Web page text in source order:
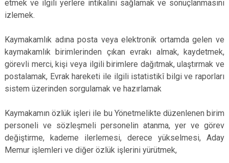
Beyoğlu
Çatalca
Esenler
Eyüpsultan
Şile
Silivri
Şişli
Esenyurt
Sancaktepe
Sultangazi
etmek ve ilgili yerlere intikalini sağlamak ve sonuçlanmasını
izlemek.
Kaymakamlık adına posta veya elektronik ortamda gelen ve
kaymakamlık birimlerinden çıkan evrakı almak, kaydetmek,
görevli merci, kişi veya ilgili birimlere dağıtmak, ulaştırmak ve
postalamak, Evrak hareketi ile ilgili istatistikî bilgi ve raporları
sistem üzerinden sorgulamak ve hazırlamak
Kaymakamın özlük işleri ile bu Yönetmelikte düzenlenen birim
personeli ve sözleşmeli personelin atanma, yer ve görev
değiştirme, kademe ilerlemesi, derece yükselmesi, Aday
Memur işlemleri ve diğer özlük işlerini yürütmek,